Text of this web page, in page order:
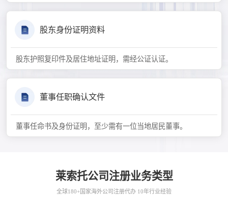
股东身份证明资料
股东护照复印件及居住地址证明，需经公证认证。
董事任职确认文件
董事任命书及身份证明，至少需有一位当地居民董事。
莱索托公司注册业务类型
全球180+国家海外公司注册代办 10年行业经验